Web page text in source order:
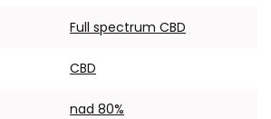
Full spectrum CBD
CBD
nad 80%